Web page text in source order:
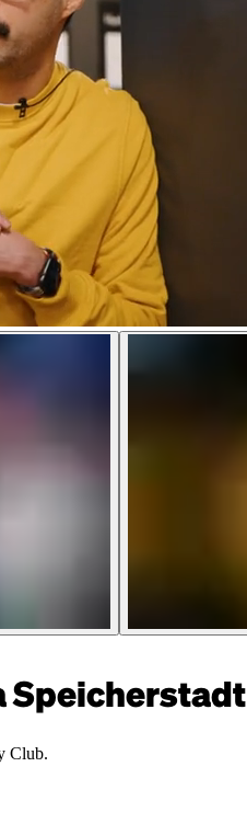
Speicherstadt
Club.